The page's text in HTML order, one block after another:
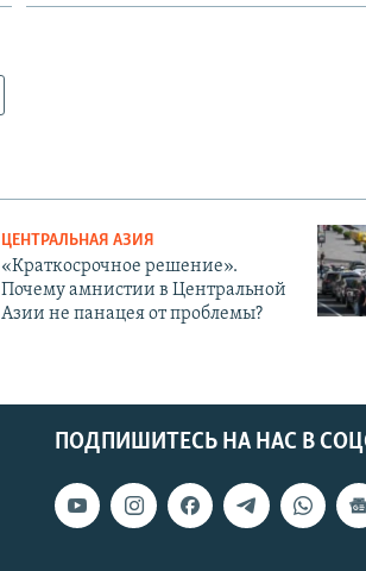
ЦЕНТРАЛЬНАЯ АЗИЯ
«Краткосрочное решение».
Почему амнистии в Центральной
Азии не панацея от проблемы?
ПОДПИШИТЕСЬ НА НАС В